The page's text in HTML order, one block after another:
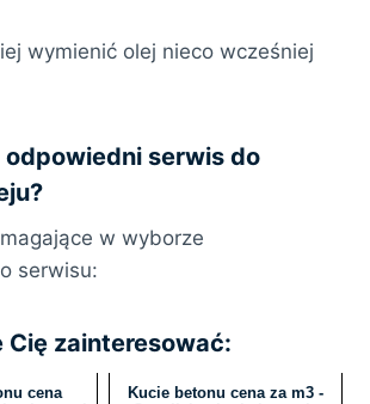
wymienić olej nieco wcześniej
serwis do
w wyborze
serwisu:
Cię zainteresować:
cena
Kucie betonu cena za m3 -